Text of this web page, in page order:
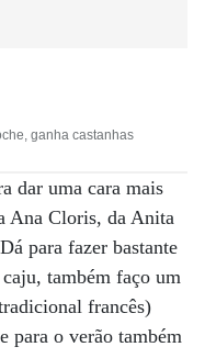
ganha castanhas
dar uma cara mais
Ana Cloris, da Anita
para fazer bastante
também faço um
francês)
para o verão também